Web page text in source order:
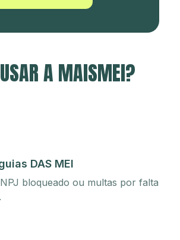
A MAISMEI?
DAS MEI
bloqueado ou multas por falta